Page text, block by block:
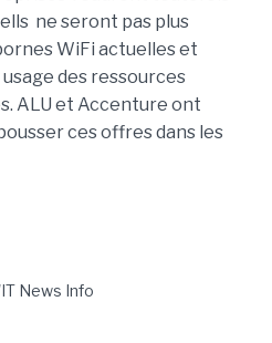
ne seront pas plus
WiFi actuelles et
des ressources
ALU et Accenture ont
ces offres dans les
News Info